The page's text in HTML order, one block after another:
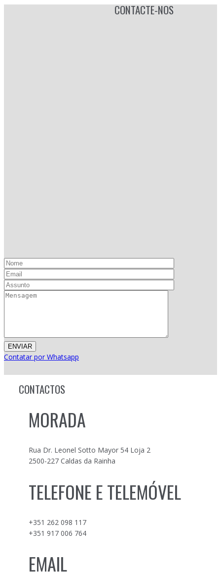
CONTACTE-NOS
Contatar por Whatsapp
CONTACTOS
MORADA
Rua Dr. Leonel Sotto Mayor 54 Loja 2
2500-227 Caldas da Rainha
TELEFONE E TELEMÓVEL
+351 262 098 117
+351 917 006 764
EMAIL